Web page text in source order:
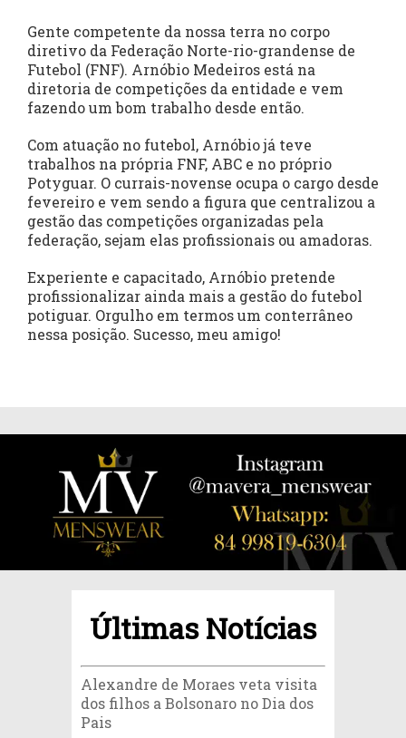
Gente competente da nossa terra no corpo
diretivo da Federação Norte-rio-grandense de
Futebol (FNF). Arnóbio Medeiros está na
diretoria de competições da entidade e vem
fazendo um bom trabalho desde então.
Com atuação no futebol, Arnóbio já teve
trabalhos na própria FNF, ABC e no próprio
Potyguar. O currais-novense ocupa o cargo desde
fevereiro e vem sendo a figura que centralizou a
gestão das competições organizadas pela
federação, sejam elas profissionais ou amadoras.
Experiente e capacitado, Arnóbio pretende
profissionalizar ainda mais a gestão do futebol
potiguar. Orgulho em termos um conterrâneo
nessa posição. Sucesso, meu amigo!
Últimas Notícias
Alexandre de Moraes veta visita
dos filhos a Bolsonaro no Dia dos
Pais